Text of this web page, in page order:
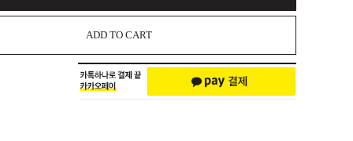
ADD TO CART